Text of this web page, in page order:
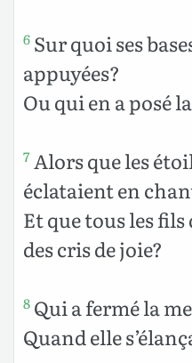
6 Sur quoi ses
appuyées?
Ou qui en a posé
7Alors que les
éclataient en
Et que tous les
des cris de joie?
8 Qui a fermé la
Quand elle